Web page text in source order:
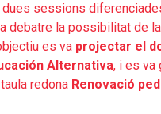
dues sessions
debatre la possibilitat de
es va projectar el
Alternativa, i es va
redona Renovació